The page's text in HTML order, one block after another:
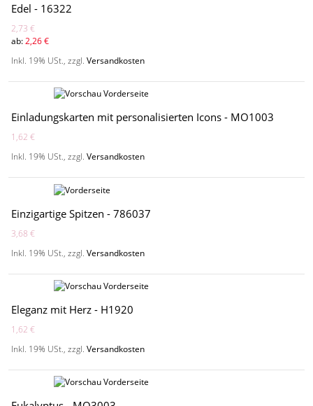
Edel - 16322
2,73 €
ab:2,26 €
Inkl. 19% USt.,zzgl.Versandkosten
Einladungskarten mit personalisierten Icons - MO1003
1,62 €
Inkl. 19% USt.,zzgl.Versandkosten
Einzigartige Spitzen - 786037
3,68 €
Inkl. 19% USt.,zzgl.Versandkosten
Eleganz mit Herz - H1920
1,62 €
Inkl. 19% USt.,zzgl.Versandkosten